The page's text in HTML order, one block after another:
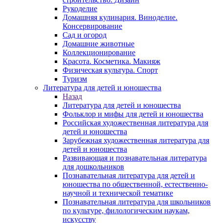
Рукоделие
Домашняя кулинария. Виноделие.
Консервирование
Сад и огород
Домашние животные
Коллекционирование
Красота. Косметика. Макияж
Физическая культура. Спорт
Туризм
Литература для детей и юношества
Назад
Литература для детей и юношества
Фольклор и мифы для детей и юношества
Российская художественная литература для
детей и юношества
Зарубежная художественная литература для
детей и юношества
Развивающая и познавательная литература
для дошкольников
Познавательная литература для детей и
юношества по общественной, естественно-
научной и технической тематике
Познавательная литература для школьников
по культуре, филологическим наукам,
искусству